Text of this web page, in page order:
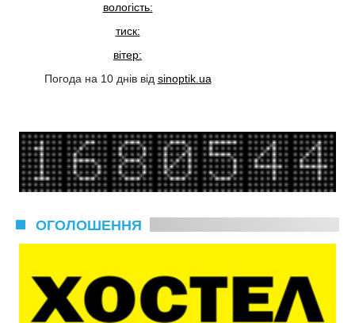
вологість:
тиск:
вітер:
Погода на 10 днів від sinoptik.ua
ОГОЛОШЕННЯ